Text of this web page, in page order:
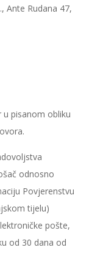
Ante Rudana 47,
pisanom obliku
odnosno
Povjerenstvu
tijelu)
pošte,
od 30 dana od